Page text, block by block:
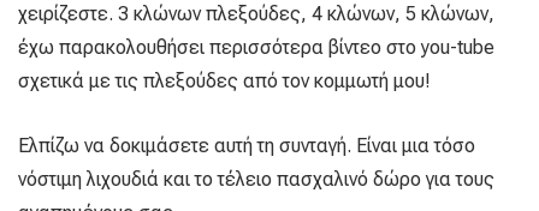
χειρίζεστε. 3 κλώνων πλεξούδες, 4 κλώνων, 5 κλώνων,
έχω παρακολουθήσει περισσότερα βίντεο στο you-tube
σχετικά με τις πλεξούδες από τον κομμωτή μου!
Ελπίζω να δοκιμάσετε αυτή τη συνταγή. Είναι μια τόσο
νόστιμη λιχουδιά και το τέλειο πασχαλινό δώρο για τους